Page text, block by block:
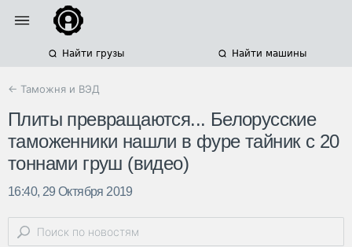
Найти грузы Найти машины
← Таможня и ВЭД
Плиты превращаются... Белорусские
таможенники нашли в фуре тайник с 20
тоннами груш (видео)
16:40, 29 Октября 2019